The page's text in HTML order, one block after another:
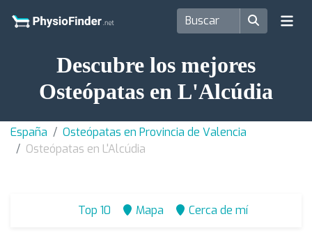
Descubre los mejores
Osteópatas en L'Alcúdia
España
Osteópatas en Provincia de Valencia
Osteópatas en L'Alcúdia
Top 10 Mapa Cerca de mí